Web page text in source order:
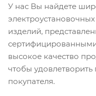
У нас Вы найдете
изделий,
высокое качество
чтобы
покупателя.